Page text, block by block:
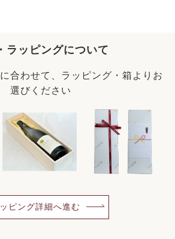
ラッピングについて
合わせて、ラッピング・箱よりお
選びください
ピング詳細へ進む